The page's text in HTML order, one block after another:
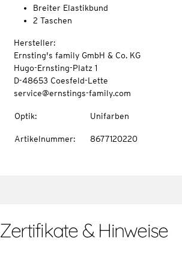
Breiter Elastikbund
2 Taschen
Hersteller:
Ernsting's family GmbH & Co. KG
Hugo-Ernsting-Platz 1
D-48653 Coesfeld-Lette
service@ernstings-family.com
Optik: Unifarben
Artikelnummer: 8677120220
Zertifikate & Hinweise